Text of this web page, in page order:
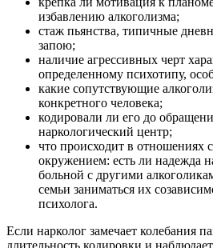
избавлению алкоголизма;
стаж пьянства, типичные
запою;
наличие агрессивных черт
определенному психотипу,
какие сопутствующие
конкретного человека;
кодировали ли его до
наркологический центр;
что происходит в отношениях
окружением: есть ли надежда
больной с другими
семьи заниматься их
психолога.
Если нарколог замечает колебания
длительность кодировки и наблюдает